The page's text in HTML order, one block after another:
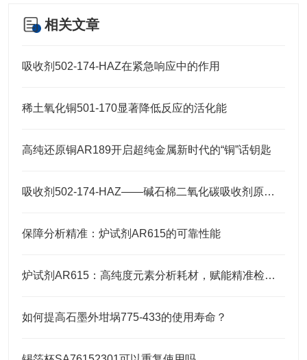
相关文章
吸收剂502-174-HAZ在紧急响应中的作用
稀土氧化铜501-170显著降低反应的活化能
高纯还原铜AR189开启超纯金属新时代的“铜”话钥匙
吸收剂502-174-HAZ——碱石棉二氧化碳吸收剂原理与元素分析及气体净化应用
保障分析精准：炉试剂AR615的可靠性能
炉试剂AR615：高纯度元素分析耗材，赋能精准检测高效推进
如何提高石墨外坩埚775-433的使用寿命？